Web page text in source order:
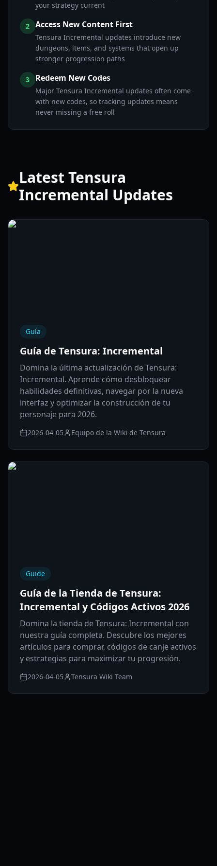
your strategy current
2 Access New Content First
Tensura Incremental updates introduce new
dungeons, items, and systems that open up
stronger progression paths
3 Redeem New Codes
Major Tensura Incremental updates often come
with new codes, so tracking updates means
never missing a free roll
Latest Tensura
Incremental Updates
Guía
Guía de Tensura: Incremental
Domina la última actualización de Tensura:
Incremental. Aprende cómo desbloquear
habilidades definitivas, navegar por la nueva
interfaz y optimizar la construcción de tu
personaje para 2026.
2026-04-05 Equipo de la Wiki de Tensura
Guide
Guía de la Tienda de Tensura:
Incremental y Códigos Activos 2026
Domina la tienda de Tensura: Incremental con
nuestra guía completa. Descubre los mejores
artículos para comprar, códigos de canje activos
y estrategias para maximizar tu progresión.
2026-04-05 Tensura Wiki Team